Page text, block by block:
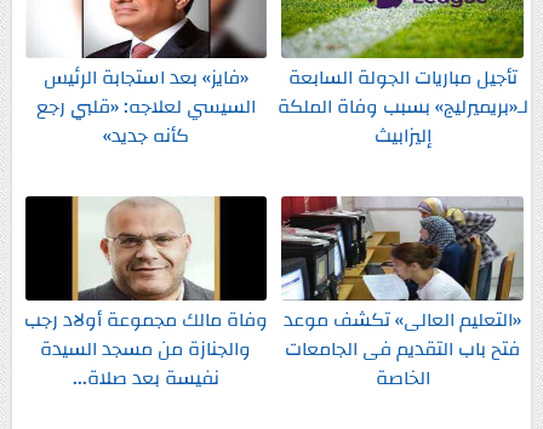
تأجيل مباريات الجولة السابعة
لـ«بريميرليج» بسبب وفاة الملكة
إليزابيث
«فايز» بعد استجابة الرئيس
السيسي لعلاجه: «قلبي رجع
كأنه جديد»
«التعليم العالى» تكشف موعد
فتح باب التقديم فى الجامعات
الخاصة
وفاة مالك مجموعة أولاد رجب
والجنازة من مسجد السيدة
نفيسة بعد صلاة...